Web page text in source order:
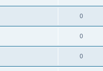
0
0
0